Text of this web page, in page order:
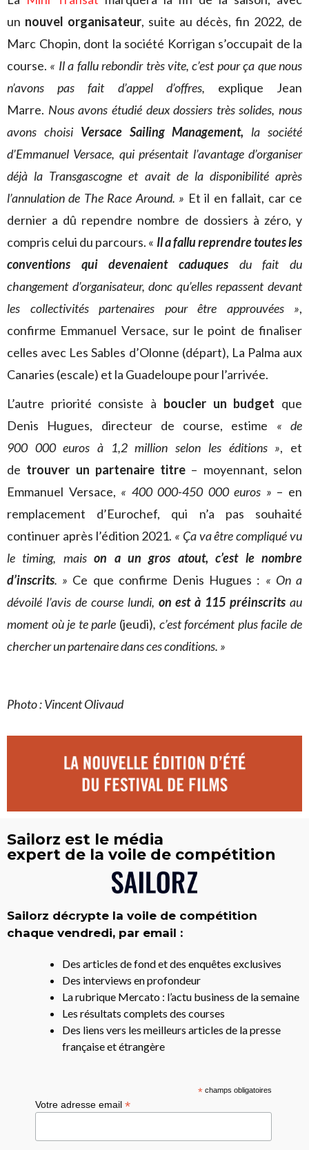
un nouvel organisateur, suite au décès, fin 2022, de
Marc Chopin, dont la société Korrigan s’occupait de la
course. « Il a fallu rebondir très vite, c’est pour ça que nous
n’avons pas fait d’appel d’offres, explique Jean
Marre. Nous avons étudié deux dossiers très solides, nous
avons choisi Versace Sailing Management, la société
d’Emmanuel Versace, qui présentait l’avantage d’organiser
déjà la Transgascogne et avait de la disponibilité après
l’annulation de The Race Around. » Et il en fallait, car ce
dernier a dû rependre nombre de dossiers à zéro, y
compris celui du parcours. « Il a fallu reprendre toutes les
conventions qui devenaient caduques du fait du
changement d’organisateur, donc qu’elles repassent devant
les collectivités partenaires pour être approuvées »,
confirme Emmanuel Versace, sur le point de finaliser
celles avec Les Sables d’Olonne (départ), La Palma aux
Canaries (escale) et la Guadeloupe pour l’arrivée.
L’autre priorité consiste à boucler un budget que
Denis Hugues, directeur de course, estime « de
900 000 euros à 1,2 million selon les éditions », et
de trouver un partenaire titre – moyennant, selon
Emmanuel Versace, « 400 000-450 000 euros » – en
remplacement d’Eurochef, qui n’a pas souhaité
continuer après l’édition 2021. « Ça va être compliqué vu
le timing, maison a un gros atout, c’est le nombre
d’inscrits. » Ce que confirme Denis Hugues : « On a
dévoilé l’avis de course lundi, on est à 115 préinscrits au
moment où je te parle (jeudi), c’est forcément plus facile de
chercher un partenaire dans ces conditions. »
Photo : Vincent Olivaud
Sailorz est le média
expert de la voile de compétition
Sailorz décrypte la voile de compétition
chaque vendredi, par email :
Des articles de fond et des enquêtes exclusives
Des interviews en profondeur
La rubrique Mercato : l’actu business de la semaine
Les résultats complets des courses
Des liens vers les meilleurs articles de la presse
française et étrangère
*champs obligatoires
Votre adresse email*